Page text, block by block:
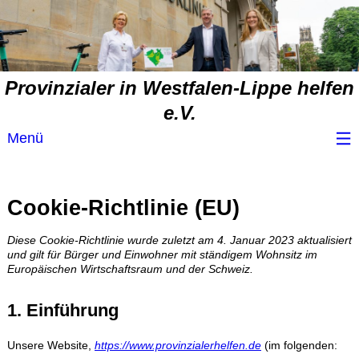
Provinzialer in Westfalen-Lippe helfen
e.V.
Menü
Service
Spendenvorschlag
Spendenübersicht
Cookie-Richtlinie (EU)
Diese Cookie-Richtlinie wurde zuletzt am 4. Januar 2023 aktualisiert
und gilt für Bürger und Einwohner mit ständigem Wohnsitz im
Europäischen Wirtschaftsraum und der Schweiz.
1. Einführung
Unsere Website, https://www.provinzialerhelfen.de (im folgenden: